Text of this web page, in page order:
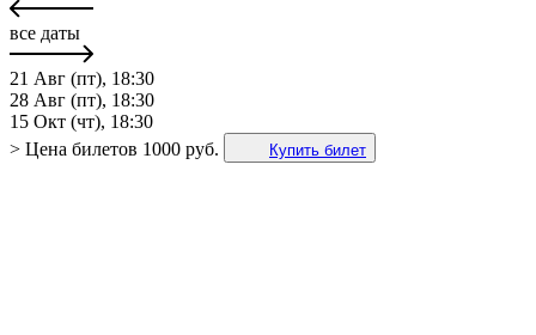
все даты
21 Авг (пт), 18:30
28 Авг (пт), 18:30
15 Окт (чт), 18:30
> Цена билетов 1000 руб. Купить билет